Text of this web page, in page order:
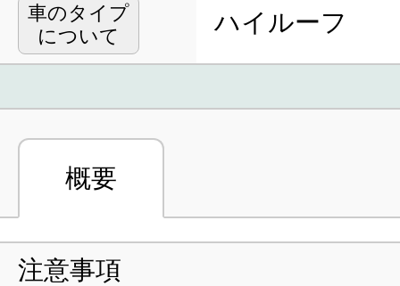
車のタイプ
について
ハイルーフ
概要
注意事項